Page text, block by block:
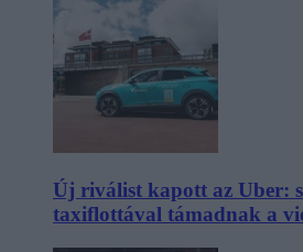
Új riválist kapott az Uber:
taxiflottával támadnak a